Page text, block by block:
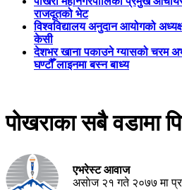
राजदूतको भेट
विश्वविद्यालय अनुदान आयोगको
केसी
देशभर खाना पकाउने ग्यासको चरम
घण्टौँ लाइनमा बस्न बाध्य
पोखराका सबै वडामा
एभरेस्ट आवाज
असाेज २१ गते २०७७ मा